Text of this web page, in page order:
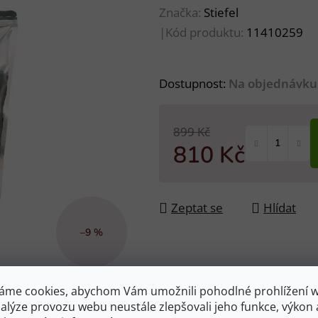
cookies, abychom Vám umožnili pohodlné prohlížení
provozu webu neustále zlepšovali jeho funkce, výkon
Značka: Stiefel
| Kód produktu: 11410259
Dostupnost: Na objednávku
899 Kč
810 Kč
Zeptat se
Hlídat
–9 %